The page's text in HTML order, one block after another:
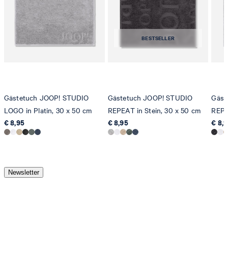
Gästetuch JOOP! STUDIO
LOGO in Platin, 30 x 50 cm
€ 8,95
BESTSELLER
Gästetuch JOOP! STUDIO
REPEAT in Stein, 30 x 50 cm
€ 8,95
€
Newsletter